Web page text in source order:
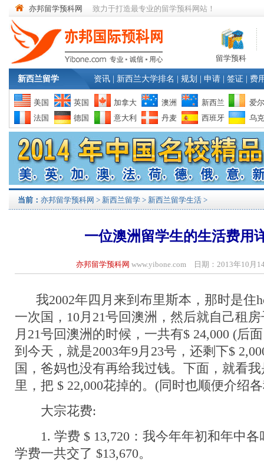
亦邦留学预科网 致力于打造最专业的留学预科网站！
留学预科
新西兰留学 资讯 新西兰大学排名 规划 申请 签证 费
美国 英国 加拿大 澳洲 新西兰
爱
法国
德国 意大利 丹麦 西班牙 乌
当前： 亦邦留学预科网 > 新西兰留学 > 新西兰留学生活 >
一位澳洲留学生的生活费用
亦邦留学预科网 www.yibone.com 日期：2013年10月
我2002年四月来到布里斯本，那时是住
一次国，10月21号回澳洲，然后就自己租
月21号回澳洲的时候，一共有$ 24,000 (后
到今天，就是2003年9月23号，还剩下$
国，爸妈也没有再给我过钱。下面，就看
里，把 $ 22,000花掉的。(同时也顺便介绍
大宗花费:
1. 学费 $ 13,720：我今年年初和年中各
学费一共交了 $13,670。